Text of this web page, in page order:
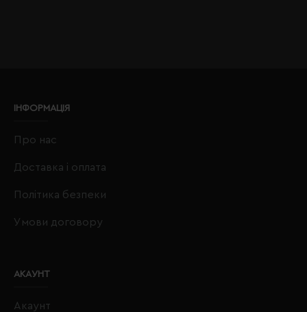
ІНФОРМАЦІЯ
Про нас
Доставка і оплата
Політика безпеки
Умови договору
АКАУНТ
Акаунт